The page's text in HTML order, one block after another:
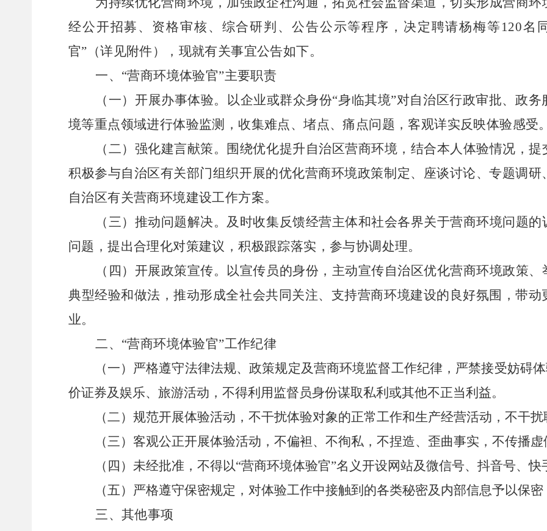
经公开招募、资格审核、 综合研判、公告公示等程序，决定聘请杨梅等 120名
官” （详见附件），现就有关事宜公告如下。
一、 “营商环境体验官”主要职责
（一）开展办事体验。
以企业或群众身份“身临其境”对自治区行政审批、政
境等重点领域进行体验监测，收集难点、堵点、痛点问题，客观详实反映体验感受
（二）强化建言献策。
围绕优化提升自治区营商环境，结合本人体验情况，提
积极参与自治区有关部门组织开展的优化营商环境政策制定、座谈讨论、专题调
自治区有关营商环境建设工作方案。
（三）推动问题解决。 及时收集反馈经营主体和社会各界关于营商环境问题的
问题，提出合理化对策建议，积极跟踪落实，参与协调处理。
（四）开展政策宣传。
以宣传员的身份，主动宣传自治区优化营商环境政策
典型经验和做法，推动形成全社会共同关注、支持营商环境建设的良好氛围，带
业。
二、 “营商环境体验官”工作纪律
（一） 严格遵守法律法规、政策规定及营商环境监督工作纪律， 严禁接受妨碍
价证券及娱乐、旅游活动， 不得利用监督员身份谋取私利 或其他不正当利益。
（二） 规范开展体验活动，不干扰体验对象的正常工作和生产经营活动，不干
（三） 客观公正开展体验活动 ，不偏袒、不徇私，不捏造、歪曲事实，不传播
（四）未经批准，不得以“营商环境体验官”名义开设网站及微信号、抖音号、快
（五） 严格遵守保密规定，对体验工作中接触到的各类秘密及内部信息予以保密
三、其他事项